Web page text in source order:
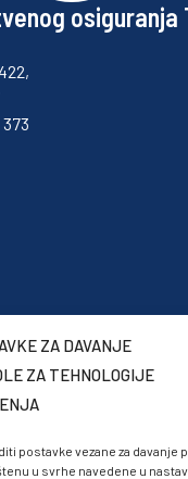
ZA DAVANJE
ZA TEHNOLOGIJE
postavke vezane za davanje
u svrhe navedene u
osiguranja